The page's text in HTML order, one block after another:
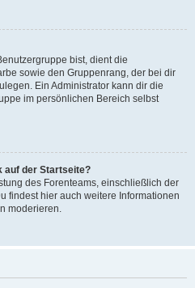
bist, dient die
sowie den Gruppenrang, der bei dir
Ein Administrator kann dir die
im persönlichen Bereich selbst
auf der Startseite?
des Forenteams, einschließlich der
findest hier auch weitere Informationen
moderieren.